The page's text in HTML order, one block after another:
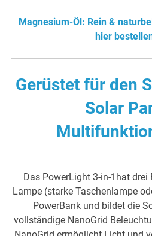
Magnesium-Öl: Rein &
hier
Gerüstet für den
Solar
Das PowerLight 3-in-1hat drei
Lampe (starke Taschenlampe
PowerBank und bildet die
vollständige NanoGrid